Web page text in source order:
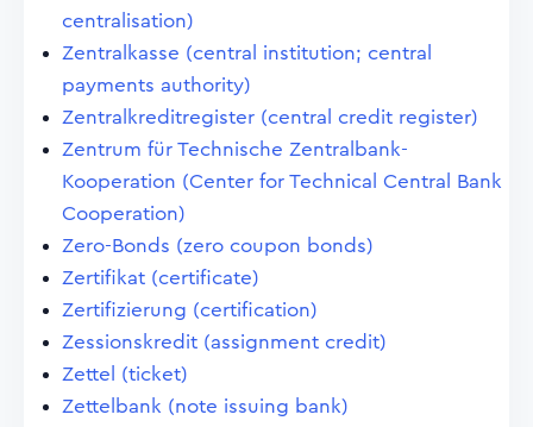
centralisation)
Zentralkasse (central institution; central
payments authority)
Zentralkreditregister (central credit register)
Zentrum für Technische Zentralbank-
Kooperation (Center for Technical Central Bank
Cooperation)
Zero-Bonds (zero coupon bonds)
Zertifikat (certificate)
Zertifizierung (certification)
Zessionskredit (assignment credit)
Zettel (ticket)
Zettelbank (note issuing bank)